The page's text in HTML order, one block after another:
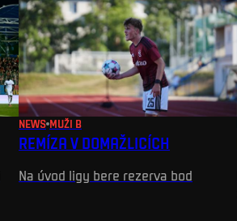
NEWS MUŽI B
REMÍZA V DOMAŽLICÍCH
Na úvod ligy bere rezerva bod